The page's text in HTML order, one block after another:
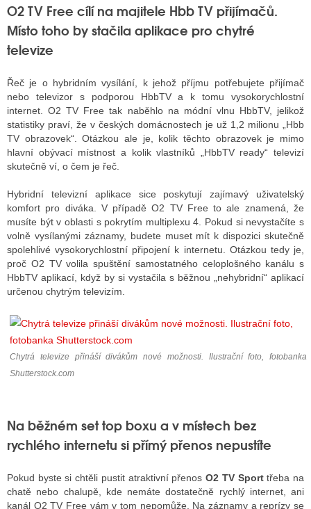
O2 TV Free cílí na majitele Hbb TV přijímačů.
Místo toho by stačila aplikace pro chytré
televize
Řeč je o hybridním vysílání, k jehož příjmu potřebujete přijímač
nebo televizor s podporou HbbTV a k tomu vysokorychlostní
internet. O2 TV Free tak naběhlo na módní vlnu HbbTV, jelikož
statistiky praví, že v českých domácnostech je už 1,2 milionu „Hbb
TV obrazovek“. Otázkou ale je, kolik těchto obrazovek je mimo
hlavní obývací místnost a kolik vlastníků „HbbTV ready“ televizí
skutečně ví, o čem je řeč.
Hybridní televizní aplikace sice poskytují zajímavý uživatelský
komfort pro diváka. V případě O2 TV Free to ale znamená, že
musíte být v oblasti s pokrytím multiplexu 4. Pokud si nevystačíte s
volně vysílanými záznamy, budete muset mít k dispozici skutečně
spolehlivé vysokorychlostní připojení k internetu. Otázkou tedy je,
proč O2 TV volila spuštění samostatného celoplošného kanálu s
HbbTV aplikací, když by si vystačila s běžnou „nehybridní“ aplikací
určenou chytrým televizím.
Chytrá televize přináší divákům nové možnosti. Ilustrační foto, fotobanka
Shutterstock.com
Na běžném set top boxu a v místech bez
rychlého internetu si přímý přenos nepustíte
Pokud byste si chtěli pustit atraktivní přenosO2 TV Sporttřeba na
chatě nebo chalupě, kde nemáte dostatečně rychlý internet, ani
kanál O2 TV Free vám v tom nepomůže. Na záznamy a reprízy se